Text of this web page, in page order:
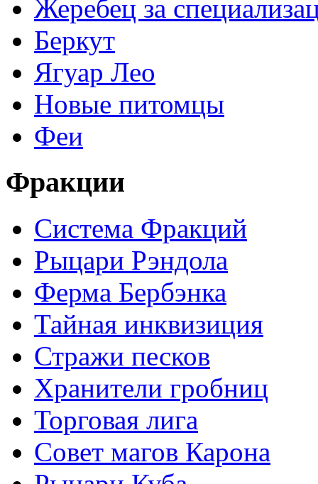
Жеребец за
Беркут
Ягуар Лео
Новые питомцы
Феи
Фракции
Система Фракций
Рыцари Рэндола
Ферма Бербэнка
Тайная инквизиция
Стражи песков
Хранители гробниц
Торговая лига
Совет магов Карона